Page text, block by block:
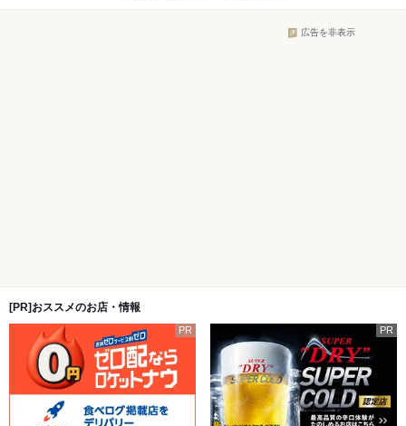
広告を非表示
[PR]おススメのお店・情報
PR PR